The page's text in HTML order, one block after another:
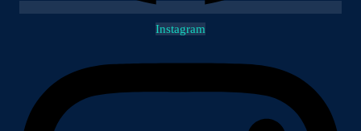
Instagram